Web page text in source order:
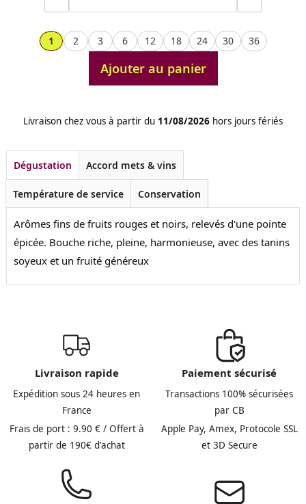
1 2 3 6 12 18 24 30 36
Ajouter au panier
Livraison chez vous à partir du 11/08/2026 hors jours fériés
Dégustation Accord mets & vins
Température de service Conservation
Arômes fins de fruits rouges et noirs, relevés d'une pointe
épicée. Bouche riche, pleine, harmonieuse, avec des tanins
soyeux et un fruité généreux
Livraison rapide
Expédition sous 24 heures en
France
Frais de port : 9.90 € / Offert à
partir de 190€ d'achat
Paiement sécurisé
Transactions 100% sécurisées
par CB
Apple Pay, Amex, Protocole SSL
et 3D Secure